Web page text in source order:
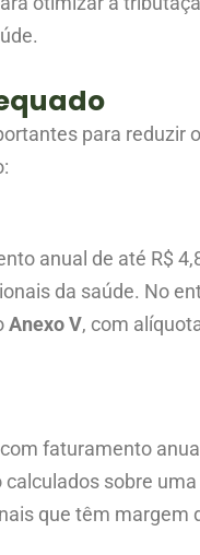
para reduzir
anual de até R$
da saúde. No
Anexo V, com
faturamento
sobre
que têm margem